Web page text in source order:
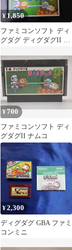
¥ 1,850
ファミコンソフト ディ
グダグ ディグダグII 2
¥700
ファミコンソフト ディ
グダグII ナムコ
¥2,300
ディグダグ GBA ファミ
コンミニ